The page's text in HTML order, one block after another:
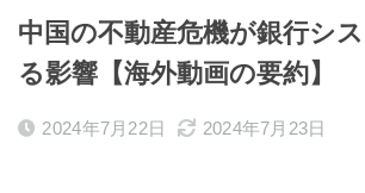
中国の不動産危機が銀行シ
る影響【海外動画の要約】
2024年7月22日 2024年7月23日